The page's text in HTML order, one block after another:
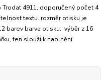
4911, doporučený počet 4
textu. rozměr otisku je
barev barva otisku: výběr z 16
ten slouží k naplnění